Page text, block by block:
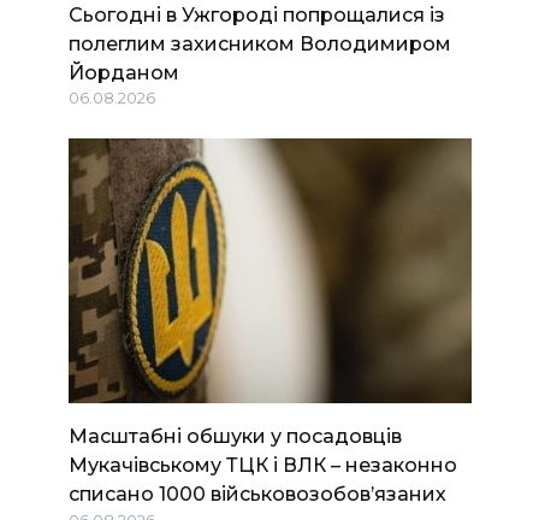
Сьогодні в Ужгороді попрощалися із
полеглим захисником Володимиром
Йорданом
06.08.2026
Масштабні обшуки у посадовців
Мукачівському ТЦК і ВЛК – незаконно
списано 1000 військовозобов’язаних